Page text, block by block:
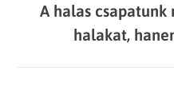
A halas csapatunk
halakat,